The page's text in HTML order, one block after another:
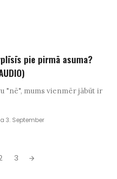
pie pirmā asuma?
"nē", mums vienmēr jābūt ir
3. September
3